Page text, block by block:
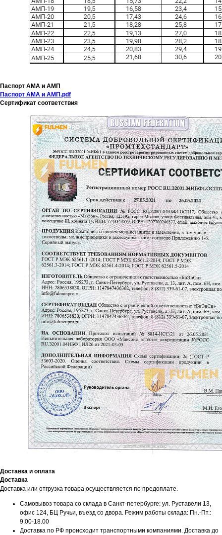
Паспорт АМА и АМП
Паспорт АМА и АМП.pdf
Сертификат соответствия
Доставка и оплата
Доставка
Доставка или отгрузка товара осуществляется по предоплате.
Самовывоз товара со склада в Санкт-петербурге: ул. Руставели 13,
офис 124, БЦ Ручьи, въезд со двора. Режим работы склада: Пн.-Пт.:
9.00-18.00
Доставка по РФ происходит транспортными компаниями. Доставка до
Мы принимаем к оплате: